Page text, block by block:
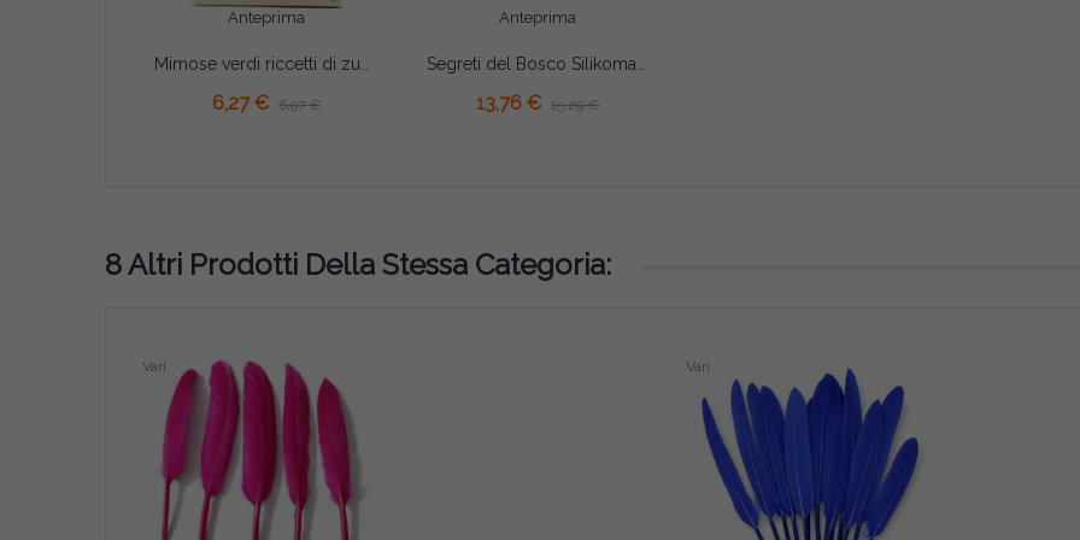
Anteprima
6,27 € 6,97 €
Anteprima
13,76 € 15,29 €
8 Altri Prodotti Della Stessa Categoria:
Vari Vari